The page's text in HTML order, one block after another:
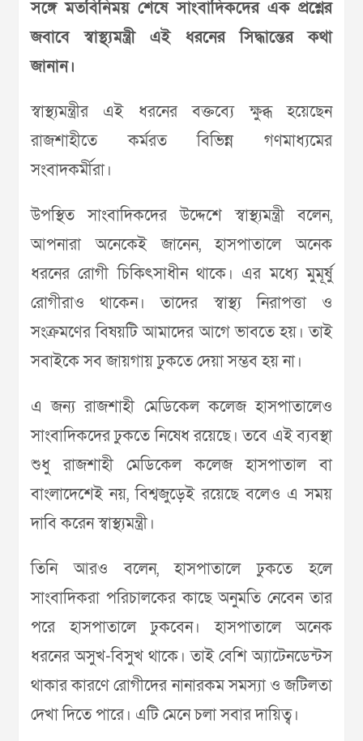
সঙ্গে মতবিনিময় শেষে সাংবাদিকদের এক প্রশ্নের
জবাবে স্বাস্থ্যমন্ত্রী এই ধরনের সিদ্ধান্তের কথা
জানান।
স্বাস্থ্যমন্ত্রীর এই ধরনের বক্তব্যে ক্ষুব্ধ হয়েছেন
রাজশাহীতে কর্মরত বিভিন্ন গণমাধ্যমের
সংবাদকর্মীরা।
উপস্থিত সাংবাদিকদের উদ্দেশে স্বাস্থ্যমন্ত্রী বলেন,
আপনারা অনেকেই জানেন, হাসপাতালে অনেক
ধরনের রোগী চিকিৎসাধীন থাকে। এর মধ্যে মুমূর্ষু
রোগীরাও থাকেন। তাদের স্বাস্থ্য নিরাপত্তা ও
সংক্রমণের বিষয়টি আমাদের আগে ভাবতে হয়। তাই
সবাইকে সব জায়গায় ঢুকতে দেয়া সম্ভব হয় না।
এ জন্য রাজশাহী মেডিকেল কলেজ হাসপাতালেও
সাংবাদিকদের ঢুকতে নিষেধ রয়েছে। তবে এই ব্যবস্থা
শুধু রাজশাহী মেডিকেল কলেজ হাসপাতাল বা
বাংলাদেশেই নয়, বিশ্বজুড়েই রয়েছে বলেও এ সময়
দাবি করেন স্বাস্থ্যমন্ত্রী।
তিনি আরও বলেন, হাসপাতালে ঢুকতে হলে
সাংবাদিকরা পরিচালকের কাছে অনুমতি নেবেন তার
পরে হাসপাতালে ঢুকবেন। হাসপাতালে অনেক
ধরনের অসুখ-বিসুখ থাকে। তাই বেশি অ্যাটেনডেন্টস
থাকার কারণে রোগীদের নানারকম সমস্যা ও জটিলতা
দেখা দিতে পারে। এটি মেনে চলা সবার দায়িত্ব।